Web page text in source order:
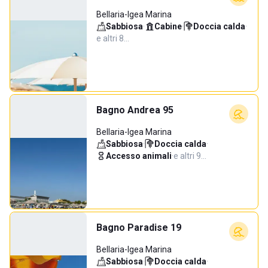
Bellaria-Igea Marina
Sabbiosa· Cabine· Doccia calda·
e altri 8…
Bagno Andrea 95
Bellaria-Igea Marina
Sabbiosa· Doccia calda·
Accesso animali·e altri 9…
Bagno Paradise 19
Bellaria-Igea Marina
Sabbiosa· Doccia calda·